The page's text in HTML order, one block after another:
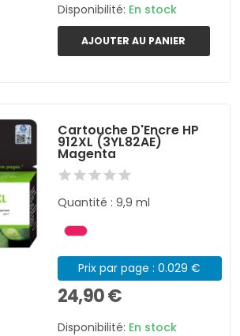
Disponibilité: En stock
AJOUTER AU PANIER
Cartouche D'Encre HP
912XL (3YL82AE)
Magenta
Quantité : 9,9 ml
Prix par page : 0.029 €
24,90 €
Disponibilité: En stock